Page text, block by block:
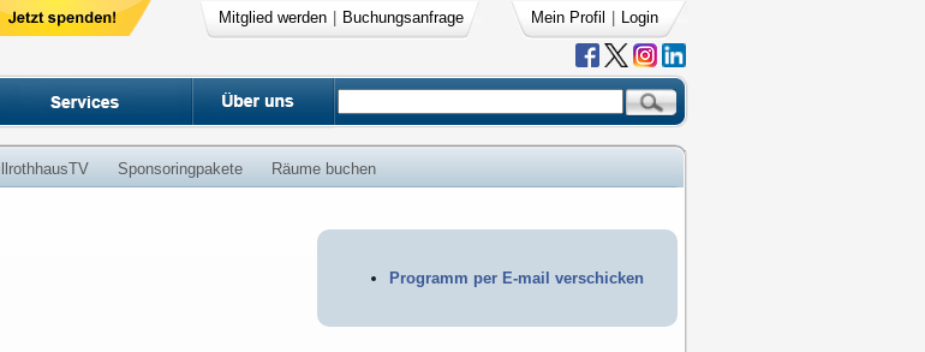
Mitglied werden Buchungsanfrage Mein Profil Login
Sponsoringpakete Räume buchen
Programm per E-mail verschicken